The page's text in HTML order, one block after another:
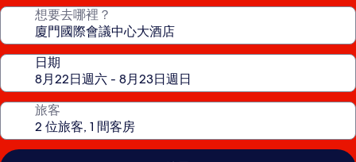
想要去哪裡？
日期
旅客